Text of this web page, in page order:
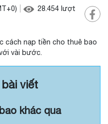
28.454 lượt
cách nạp tiền cho thuê bao
vài bước.
viết
khác qua